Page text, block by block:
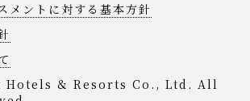
メントに対する基本方針
& Resorts Co., Ltd. All